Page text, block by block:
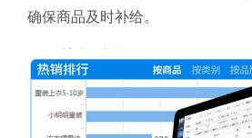
确保商品及时补给。